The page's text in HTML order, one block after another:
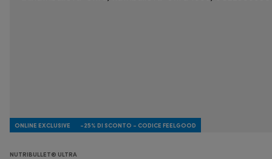
ONLINE EXCLUSIVE -25% DI SCONTO - CODICE FEELGOOD
NUTRIBULLET® ULTRA